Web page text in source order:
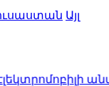
Այլ